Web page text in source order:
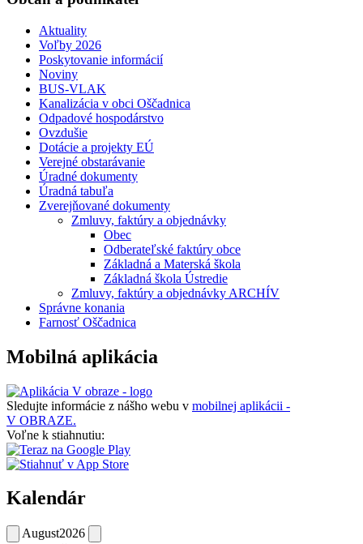
Aktuality
Voľby 2026
Poskytovanie informácií
Noviny
BUS-VLAK
Kanalizácia v obci Oščadnica
Odpadové hospodárstvo
Ovzdušie
Dotácie a projekty EÚ
Verejné obstarávanie
Úradné dokumenty
Úradná tabuľa
Zverejňované dokumenty
Zmluvy, faktúry a objednávky
Obec
Odberateľské faktúry obce
Základná a Materská škola
Základná škola Ústredie
Zmluvy, faktúry a objednávky ARCHÍV
Správne konania
Farnosť Oščadnica
Mobilná aplikácia
Sledujte informácie z nášho webu v mobilnej aplikácii -
V OBRAZE.
Voľne k stiahnutiu:
Kalendár
August2026